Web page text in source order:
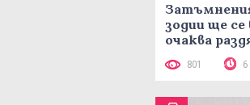
зодии ще
очаква
801 6